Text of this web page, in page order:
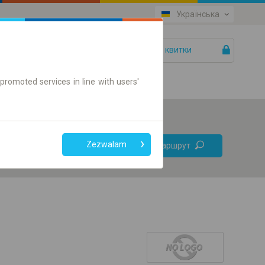
Українська
Ваші квитки
Тільки онлайн квиток
Знайти маршрут
+
services in line with users'
Zezwalam